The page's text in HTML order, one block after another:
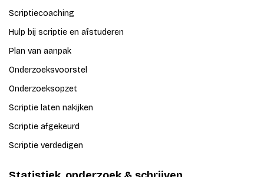
Scriptiecoaching
Hulp bij scriptie en afstuderen
Plan van aanpak
Onderzoeksvoorstel
Onderzoeksopzet
Scriptie laten nakijken
Scriptie afgekeurd
Scriptie verdedigen